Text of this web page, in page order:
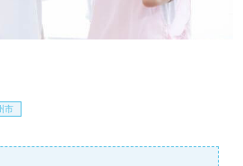
市